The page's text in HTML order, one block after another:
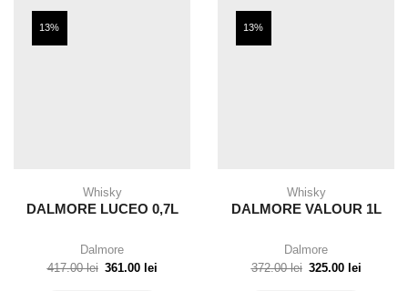
13%
Whisky
DALMORE LUCEO 0,7L
Dalmore
417.00lei 361.00 lei
13%
Whisky
DALMORE VALOUR 1L
Dalmore
372.00lei 325.00 lei